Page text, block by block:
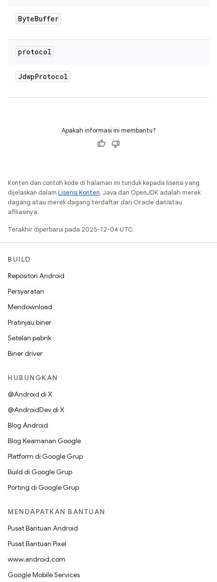
ByteBuffer
protocol
JdwpProtocol
Apakah informasi ini membantu?
Konten dan contoh kode di halaman ini tunduk kepada lisensi yang
dijelaskan dalam Lisensi Konten. Java dan OpenJDK adalah merek
dagang atau merek dagang terdaftar dari Oracle dan/atau
afiliasinya.
Terakhir diperbarui pada 2025-12-04 UTC.
BUILD
Repositori Android
Persyaratan
Mendownload
Pratinjau biner
Setelan pabrik
Biner driver
HUBUNGKAN
@Android di X
@AndroidDev di X
Blog Android
Blog Keamanan Google
Platform di Google Grup
Build di Google Grup
Porting di Google Grup
MENDAPATKAN BANTUAN
Pusat Bantuan Android
Pusat Bantuan Pixel
www.android.com
Google Mobile Services